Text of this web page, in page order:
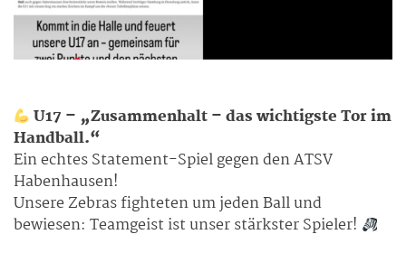
U17 – „Zusammenhalt – das wichtigste Tor im
Handball.“
Ein echtes Statement-Spiel gegen den ATSV
Habenhausen!
Unsere Zebras fighteten um jeden Ball und
bewiesen: Teamgeist ist unser stärkster Spieler!